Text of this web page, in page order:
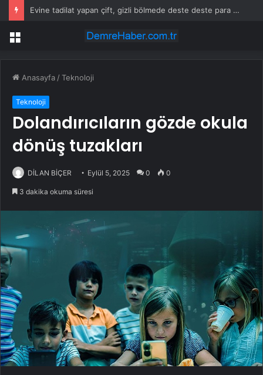
Evine tadilat yapan çift, gizli bölmede deste deste para buldu
Menü
Anasayfa /Teknoloji
Teknoloji
Dolandırıcıların gözde okula
dönüş tuzakları
DİLAN BİÇER Eylül 5, 2025 0 0
3 dakika okuma süresi